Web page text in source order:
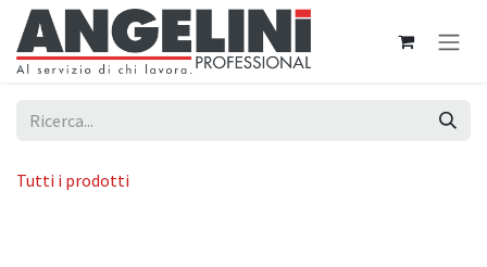
Passa al contenuto
Tutti i prodotti